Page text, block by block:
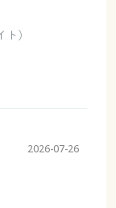
）
2026-07-26